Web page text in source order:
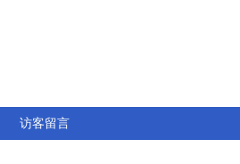
访客留言